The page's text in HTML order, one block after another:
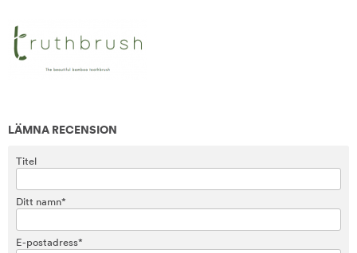
LÄMNA RECENSION
Titel
Ditt namn*
E-postadress*